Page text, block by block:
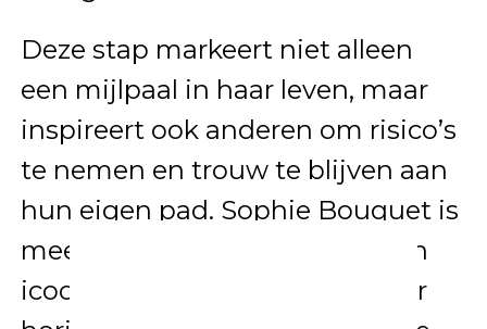
Deze stap markeert niet alleen
een mijlpaal in haar leven, maar
inspireert ook anderen om risico’s
te nemen en trouw te blijven aan
hun eigen pad. Sophie Bouquet is
meer dan een actrice – ze is een
icoon in wording, klaar om haar